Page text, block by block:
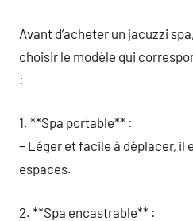
Avant d’acheter un jacuzzi
choisir le modèle qui
:
1. **Spa portable** :
– Léger et facile à déplacer, il
espaces.
2. **Spa encastrable** :